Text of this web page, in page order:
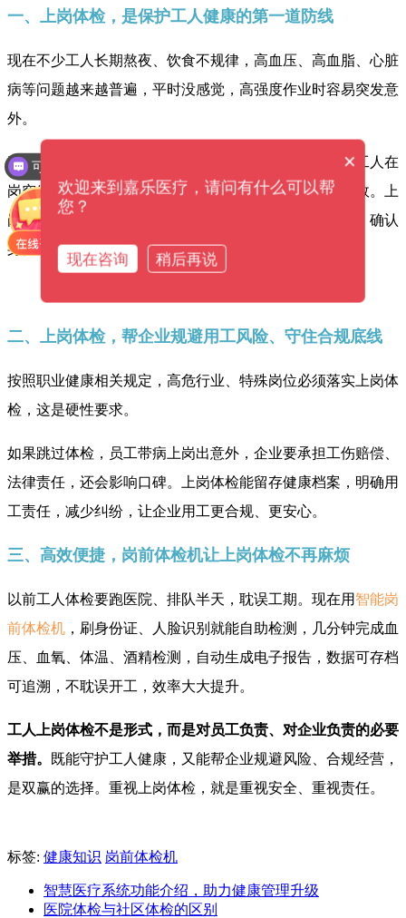
一、上岗体检，是保护工人健康的第一道防线
现在不少工人长期熬夜、饮食不规律，高血压、高血脂、心脏
病等问题越来越普遍，平时没感觉，高强度作业时容易突发意
外。
真实案例中，工地高空作业、货车运输岗位，每年都有工人在
岗突发心脑血管问题，不仅危及生命，还会造成严重事故。上
岗体检能提前排查基础疾病、传染病、酒精超标等隐患，确认
身体能适配岗位，从源头保护工人安全。
二、上岗体检，帮企业规避用工风险、守住合规底线
按照职业健康相关规定，高危行业、特殊岗位必须落实上岗体
检，这是硬性要求。
如果跳过体检，员工带病上岗出意外，企业要承担工伤赔偿、
法律责任，还会影响口碑。上岗体检能留存健康档案，明确用
工责任，减少纠纷，让企业用工更合规、更安心。
三、高效便捷，岗前体检机让上岗体检不再麻烦
以前工人体检要跑医院、排队半天，耽误工期。现在用 智能岗
前体检机 ，刷身份证、人脸识别就能自助检测，几分钟完成血
压、血氧、体温、酒精检测，自动生成电子报告，数据可存档
可追溯，不耽误开工，效率大大提升。
工人上岗体检不是形式，而是对员工负责、对企业负责的必要
举措。
既能守护工人健康，又能帮企业规避风险、合规经营，
是双赢的选择。重视上岗体检，就是重视安全、重视责任。
标签: 健康知识 岗前体检机
智慧医疗系统功能介绍，助力健康管理升级
医院体检与社区体检的区别
可以提供解决方案吗？
设备价格是多少钱？
×
欢迎来到嘉乐医疗，请问有什么可以帮
您？
现在咨询 稍后再说